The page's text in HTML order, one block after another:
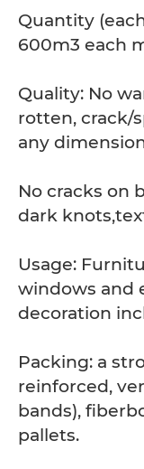
Quantity
600m3 each
Quality: No
rotten, crack/
any
No cracks on
dark
Usage:
windows and
decoration
Packing: a
reinforced,
bands),
pallets.